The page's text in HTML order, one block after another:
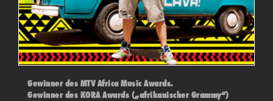
Gewinner des MTV Africa Music Awards.
Gewinner des KORA Awards („afrikanischer Grammy“)